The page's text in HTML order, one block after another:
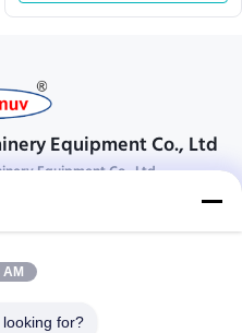
Equipment Co., Ltd
Equipment Co., Ltd
op.
chong, Wanjiang, DongGuan,
for?